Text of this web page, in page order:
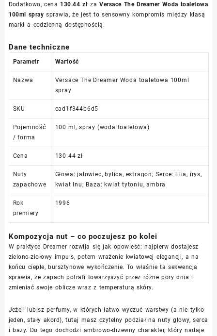
Dodatkowo, cena 130.44 zł zaVersace The Dreamer Woda toaletowa
100ml spray sprawia, że jest to sensowny kompromis między klasą
marki a codzienną dostępnością.
Dane techniczne
Parametr Wartość
Nazwa
Versace The Dreamer Woda toaletowa 100ml
spray
SKU cad1f344b6d5
Pojemność
/ forma
100 ml, spray (woda toaletowa)
Cena 130.44 zł
Nuty
zapachowe
Głowa: jałowiec, bylica, estragon; Serce: lilia, irys,
kwiat lnu; Baza: kwiat tytoniu, ambra
Rok
premiery
1996
Kompozycja nut – co poczujesz po kolei
W praktyce Dreamer rozwija się jak opowieść: najpierw dostajesz
zielono-ziołowy impuls, potem wrażenie kwiatowej elegancji, a na
końcu ciepłe, bursztynowe wykończenie. To właśnie ta sekwencja
sprawia, że zapach potrafi towarzyszyć przez różne pory dnia i
zmieniać swoje oblicze wraz z temperaturą skóry.
Jeżeli lubisz perfumy, w których łatwo wyczuć warstwy (a nie tylko
jeden, stały akord), tutaj masz czytelny podział na nuty głowy, serca
i bazy. Do tego dochodzi ambrowo-drzewny charakter, który nadaje